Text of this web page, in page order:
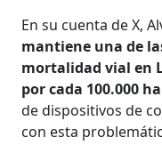
En su cuenta de X,
mantiene una de
mortalidad vial en
por cada 100.000
de dispositivos de
con esta